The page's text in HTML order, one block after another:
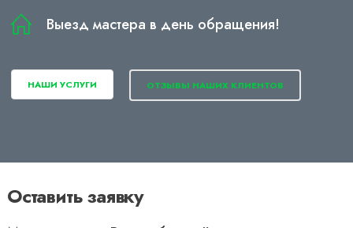
Выезд мастера в день обращения!
НАШИ УСЛУГИ ОТЗЫВЫ НАШИХ КЛИЕНТОВ
Оставить заявку